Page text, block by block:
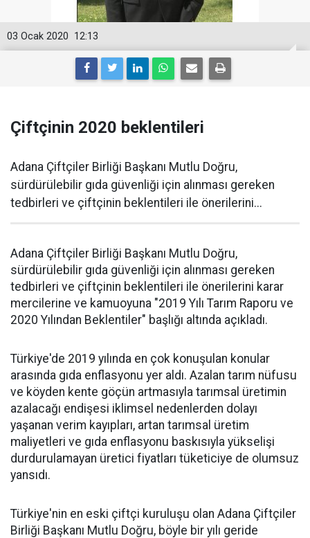
12:13
03 Ocak 2020
Çiftçinin 2020 beklentileri
Adana Çiftçiler Birliği Başkanı Mutlu Doğru,
sürdürülebilir gıda güvenliği için alınması gereken
tedbirleri ve çiftçinin beklentileri ile önerilerini...
Adana Çiftçiler Birliği Başkanı Mutlu Doğru,
sürdürülebilir gıda güvenliği için alınması gereken
tedbirleri ve çiftçinin beklentileri ile önerilerini karar
mercilerine ve kamuoyuna "2019 Yılı Tarım Raporu ve
2020 Yılından Beklentiler" başlığı altında açıkladı.
Türkiye'de 2019 yılında en çok konuşulan konular
arasında gıda enflasyonu yer aldı. Azalan tarım nüfusu
ve köyden kente göçün artmasıyla tarımsal üretimin
azalacağı endişesi iklimsel nedenlerden dolayı
yaşanan verim kayıpları, artan tarımsal üretim
maliyetleri ve gıda enflasyonu baskısıyla yükselişi
durdurulamayan üretici fiyatları tüketiciye de olumsuz
yansıdı.
Türkiye'nin en eski çiftçi kuruluşu olan Adana Çiftçiler
Birliği Başkanı Mutlu Doğru, böyle bir yılı geride